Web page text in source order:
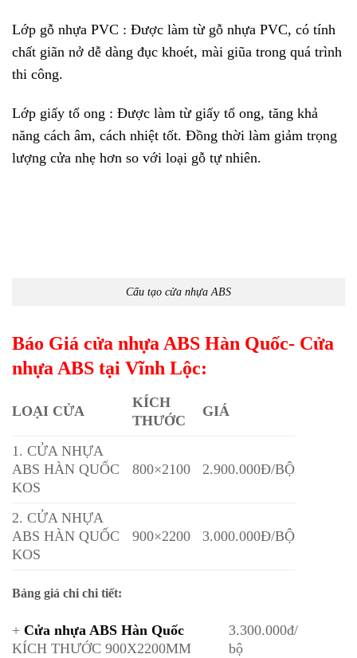
Lớp gỗ nhựa PVC : Được làm từ gỗ nhựa PVC, có tính
chất giãn nở dễ dàng đục khoét, mài giũa trong quá trình
thi công.
Lớp giấy tổ ong : Được làm từ giấy tổ ong, tăng khả
năng cách âm, cách nhiệt tốt. Đồng thời làm giảm trọng
lượng cửa nhẹ hơn so với loại gỗ tự nhiên.
Cấu tạo cửa nhựa ABS
Báo Giá cửa nhựa ABS Hàn Quốc- Cửa
nhựa ABS tại Vĩnh Lộc:
LOẠI CỬA
KÍCH
THƯỚC
GIÁ
1. CỬA NHỰA
ABS HÀN QUỐC
KOS
800×2100 2.900.000Đ/BỘ
2. CỬA NHỰA
ABS HÀN QUỐC
KOS
900×2200 3.000.000Đ/BỘ
Bảng giá chi chi tiết:
+ Cửa nhựa ABS Hàn Quốc
KÍCH THƯỚC 900X2200MM
3.300.000đ/
bộ